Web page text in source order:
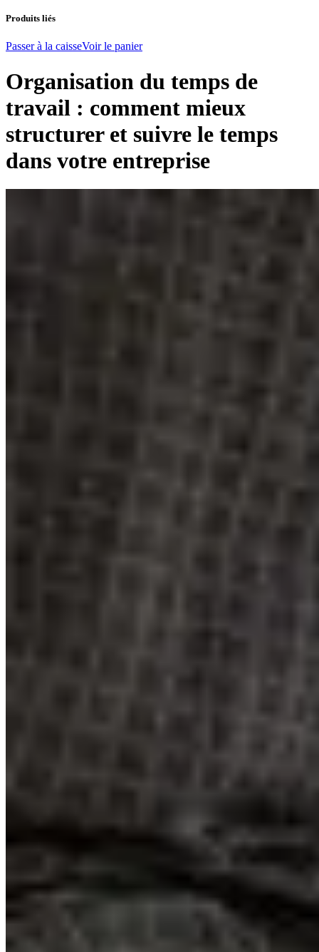
Produits liés
Passer à la caisseVoir le panier
Organisation du temps de
travail : comment mieux
structurer et suivre le temps
dans votre entreprise